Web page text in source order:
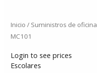
Inicio / Suministros de oficina
MC101
Login to see prices
Escolares